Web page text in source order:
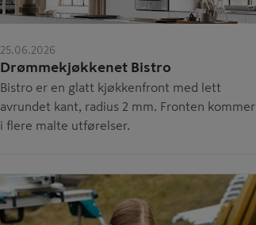
25.06.2026
Drømmekjøkkenet Bistro
Bistro er en glatt kjøkkenfront med lett
avrundet kant, radius 2 mm. Fronten kommer
i flere malte utførelser.